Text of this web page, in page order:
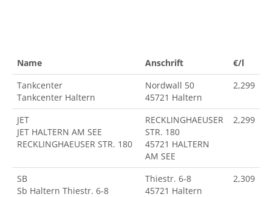
Name Anschrift
€/l
Tankcenter
Tankcenter Haltern
Nordwall 50
45721 Haltern
2,299
JET
JET HALTERN AM SEE
RECKLINGHAEUSER STR. 180
RECKLINGHAEUSER
STR. 180
45721 HALTERN
AM SEE
2,299
SB
Sb Haltern Thiestr. 6-8
Thiestr. 6-8
45721 Haltern
2,309